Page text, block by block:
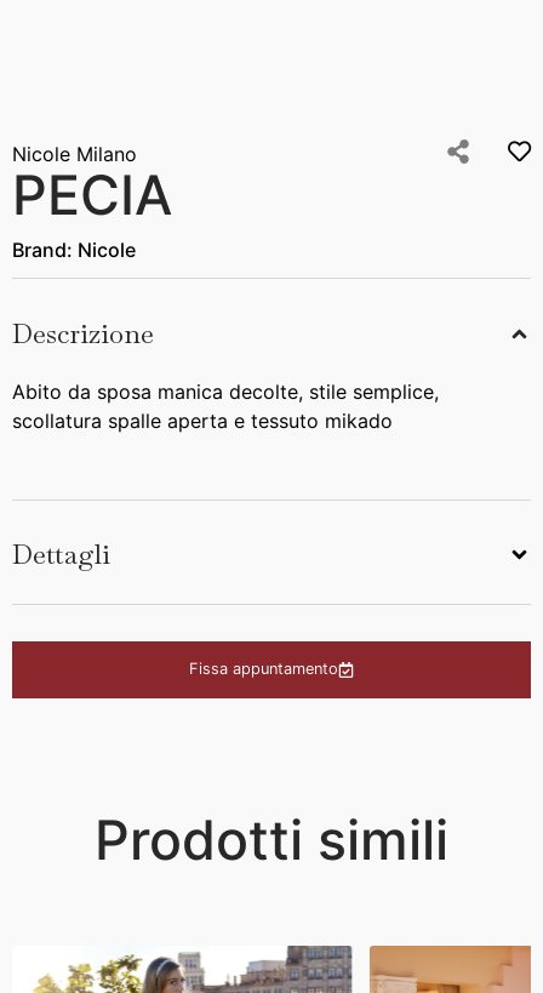
Nicole Milano
PECIA
Brand: Nicole
Descrizione
Abito da sposa manica decolte, stile semplice,
scollatura spalle aperta e tessuto mikado
Dettagli
Fissa appuntamento
Prodotti simili